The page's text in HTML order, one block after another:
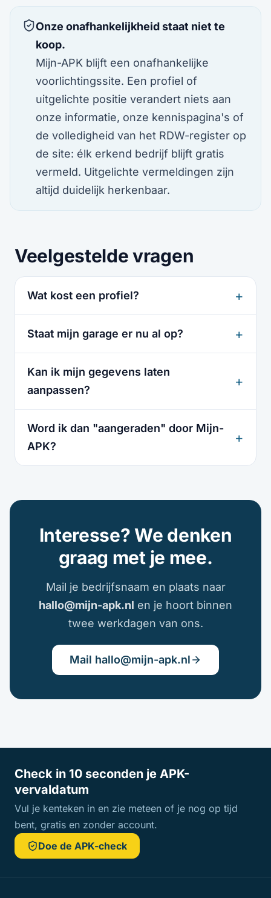
Onze onafhankelijkheid staat niet te
koop.
Mijn-APK blijft een onafhankelijke
voorlichtingssite. Een profiel of
uitgelichte positie verandert niets aan
onze informatie, onze kennispagina's of
de volledigheid van het RDW-register op
de site: élk erkend bedrijf blijft gratis
vermeld. Uitgelichte vermeldingen zijn
altijd duidelijk herkenbaar.
Veelgestelde vragen
Wat kost een profiel?
Staat mijn garage er nu al op?
Kan ik mijn gegevens laten
aanpassen?
Word ik dan "aangeraden" door Mijn-
APK?
Interesse? We denken
graag met je mee.
Mail je bedrijfsnaam en plaats naar
hallo@mijn-apk.nl en je hoort binnen
twee werkdagen van ons.
Mail hallo@mijn-apk.nl
Check in 10 seconden je APK-
vervaldatum
Vul je kenteken in en zie meteen of je nog op tijd
bent, gratis en zonder account.
Doe de APK-check